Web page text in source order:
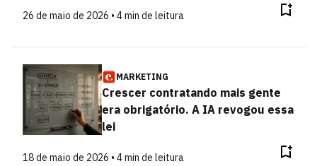
26 de maio de 2026 • 4 min de leitura
MARKETING
Crescer contratando mais gente
era obrigatório. A IA revogou essa
lei
18 de maio de 2026 • 4 min de leitura